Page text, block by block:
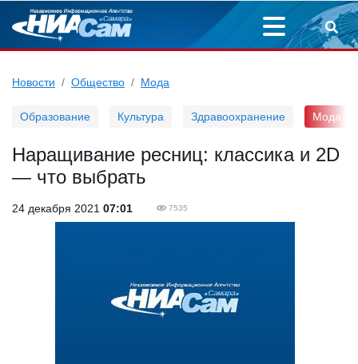
Новости Общество Мода
Образование Культура Здравоохранение Мода
Наращивание ресниц: классика и 2D
— что выбрать
24 декабря 2021 07:01 7535